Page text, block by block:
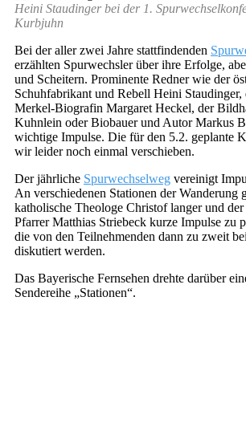
Heini Staudinger bei der 1.
Kurbjuhn
Bei der aller zwei Jahre stattfindenden
erzählten Spurwechsler über ihre Erfolge,
und Scheitern. Prominente Redner wie der
Schuhfabrikant und Rebell Heini Staudinger,
Merkel-Biografin Margaret Heckel, der
Kuhnlein oder Biobauer und Autor Markus
wichtige Impulse. Die für den 5.2. geplante
wir leider noch einmal verschieben.
Der jährliche Spurwechselweg vereinigt
An verschiedenen Stationen der Wanderung
katholische Theologe Christof langer und der
Pfarrer Matthias Striebeck kurze Impulse zu
die von den Teilnehmenden dann zu zweit
diskutiert werden.
Das Bayerische Fernsehen drehte darüber
Sendereihe „Stationen“.